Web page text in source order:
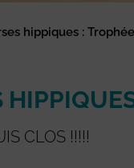
hippiques :
CLOS !!!!!